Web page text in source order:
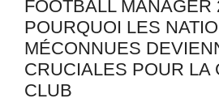
FOOTBALL MANAGER
POURQUOI LES
MÉCONNUES
CRUCIALES POUR LA
CLUB